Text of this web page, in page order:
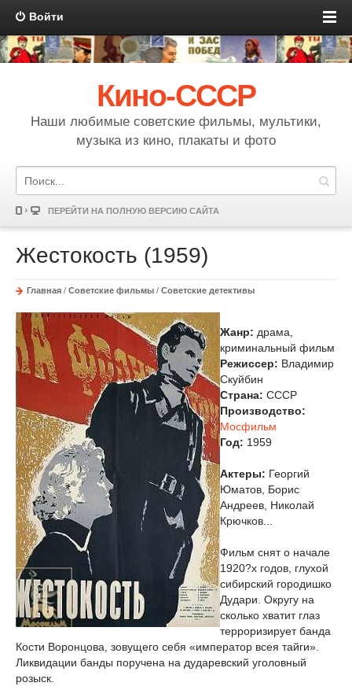
Войти
Кино-СССР
Наши любимые советские фильмы, мультики,
музыка из кино, плакаты и фото
ПЕРЕЙТИ НА ПОЛНУЮ ВЕРСИЮ САЙТА
Жестокость (1959)
Главная / Советские фильмы / Советские детективы
Жанр: драма,
криминальный фильм
Режиссер: Владимир
Скуйбин
Страна: СССР
Производство:
Мосфильм
Год: 1959
Актеры: Георгий
Юматов, Борис
Андреев, Николай
Крючков...
Фильм снят о начале
1920?х годов, глухой
сибирский городишко
Дудари. Округу на
сколько хватит глаз
терроризирует банда
Кости Воронцова, зовущего себя «император всея тайги».
Ликвидации банды поручена на дударевский уголовный
розыск.